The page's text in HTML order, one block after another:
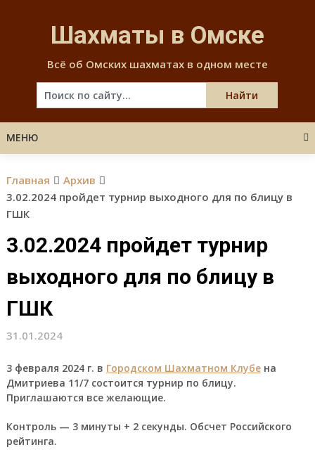
content
Шахматы в Омске
Всё об Омских шахматах в одном месте
МЕНЮ
Главная
Архив
3.02.2024 пройдет турнир выходного для по блицу в
ГШК
3.02.2024 пройдет турнир
выходного для по блицу в
ГШК
31.01.2024
3 февраля 2024 г. в Городском Шахматном Клубена
Дмитриева 11/7 состоится турнир по блицу.
Приглашаются все желающие.
Контроль — 3 минуты + 2 секунды. Обсчет Российского
рейтинга.